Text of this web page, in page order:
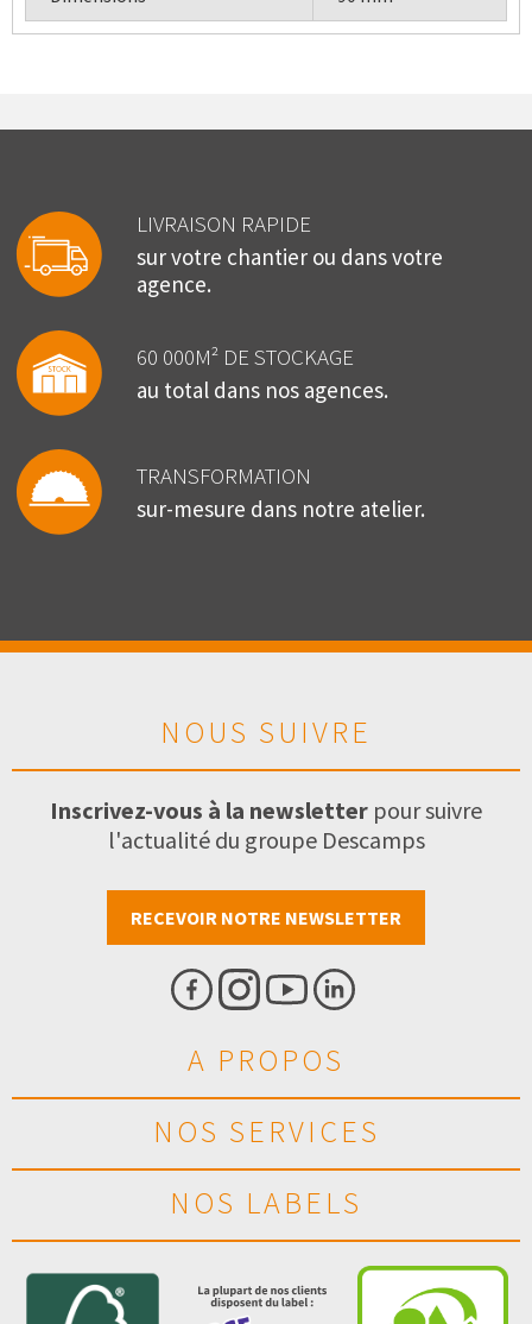
LIVRAISON RAPIDE
sur votre chantier ou dans votre
agence.
60 000M² DE STOCKAGE
au total dans nos agences.
TRANSFORMATION
sur-mesure dans notre atelier.
NOUS SUIVRE
Inscrivez-vous à la newsletter pour suivre
l'actualité du groupe Descamps
RECEVOIR NOTRE NEWSLETTER
A PROPOS
NOS SERVICES
NOS LABELS